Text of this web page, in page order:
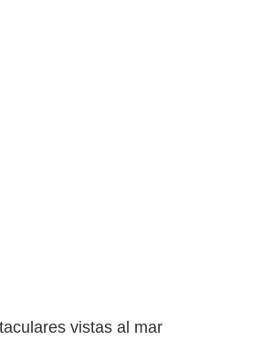
vistas al mar